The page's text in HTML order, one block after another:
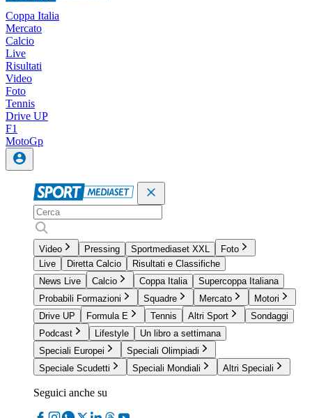
Coppa Italia
Mercato
Calcio
Live
Risultati
Video
Foto
Tennis
Drive UP
F1
MotoGp
Video Pressing Sportmediaset XXL
Foto
Live
Diretta Calcio
Risultati e Classifiche
News Live
Calcio Coppa Italia
Supercoppa Italiana
Probabili Formazioni
Squadre Mercato
Motori
Drive UP
Formula E Tennis Altri Sport
Sondaggi
Podcast
Lifestyle
Un libro a settimana
Speciali Europei
Speciali Olimpiadi
Speciale Scudetti
Speciali Mondiali Altri Speciali
Seguici anche su